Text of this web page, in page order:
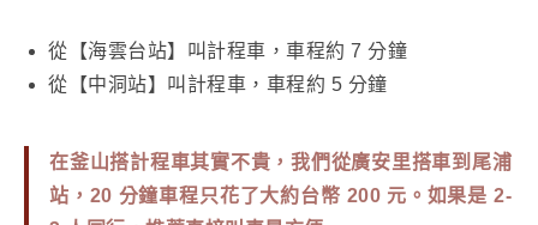
從【海雲台站】叫計程車，車程約 7 分鐘
從【中洞站】叫計程車，車程約 5 分鐘
在釜山搭計程車其實不貴，我們從廣安里搭車到尾浦
站， 20 分鐘車程只花了大約台幣 200 元 。如果是 2-